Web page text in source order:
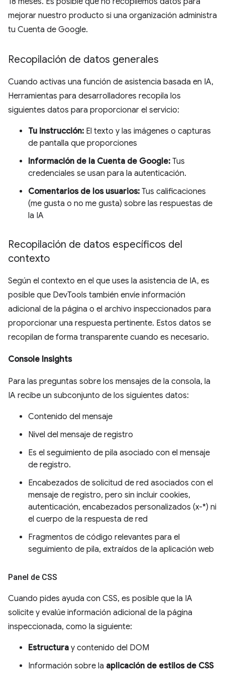
mejorar nuestro producto si una organización administra
tu Cuenta de Google.
Recopilación de datos generales
Cuando activas una función de asistencia basada en IA,
Herramientas para desarrolladores recopila los
siguientes datos para proporcionar el servicio:
Tu instrucción: El texto y las imágenes o capturas
de pantalla que proporciones
Información de la Cuenta de Google: Tus
credenciales se usan para la autenticación.
Comentarios de los usuarios: Tus calificaciones
(me gusta o no me gusta) sobre las respuestas de
la IA
Recopilación de datos específicos del
contexto
Según el contexto en el que uses la asistencia de IA, es
posible que DevTools también envíe información
adicional de la página o el archivo inspeccionados para
proporcionar una respuesta pertinente. Estos datos se
recopilan de forma transparente cuando es necesario.
Console Insights
Para las preguntas sobre los mensajes de la consola, la
IA recibe un subconjunto de los siguientes datos:
Contenido del mensaje
Nivel del mensaje de registro
Es el seguimiento de pila asociado con el mensaje
de registro.
Encabezados de solicitud de red asociados con el
mensaje de registro, pero sin incluir cookies,
autenticación, encabezados personalizados (x-*) ni
el cuerpo de la respuesta de red
Fragmentos de código relevantes para el
seguimiento de pila, extraídos de la aplicación web
Panel de CSS
Cuando pides ayuda con CSS, es posible que la IA
solicite y evalúe información adicional de la página
inspeccionada, como la siguiente:
Estructura y contenido del DOM
Información sobre la aplicación de estilos de CSS